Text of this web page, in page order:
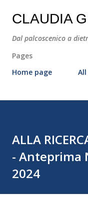
CLAUDIA
Dal palcoscenico a
Pages
Home page
All
ALLA
- Anteprima
2024